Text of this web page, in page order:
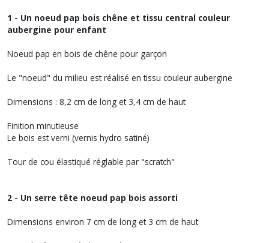
1 - Un noeud pap bois chêne et tissu central couleur
aubergine pour enfant
Noeud pap en bois de chêne pour garçon
Le "noeud" du milieu est réalisé en tissu couleur aubergine
Dimensions : 8,2 cm de long et 3,4 cm de haut
Finition minutieuse
Le bois est verni (vernis hydro satiné)
Tour de cou élastiqué réglable par "scratch"
2 - Un serre tête noeud pap bois assorti
Dimensions environ 7 cm de long et 3 cm de haut